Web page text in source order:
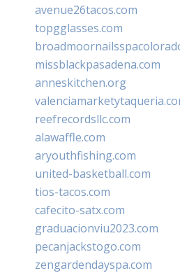
avenue26tacos.com
topgglasses.com
missblackpasadena.com
anneskitchen.org
reefrecordsllc.com
alawaffle.com
aryouthfishing.com
united-basketball.com
tios-tacos.com
cafecito-satx.com
graduacionviu2023.com
pecanjackstogo.com
zengardendayspa.com